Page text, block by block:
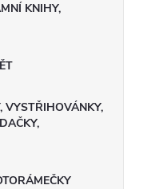
KNIHY,
VYSTŘIHOVÁNKY,